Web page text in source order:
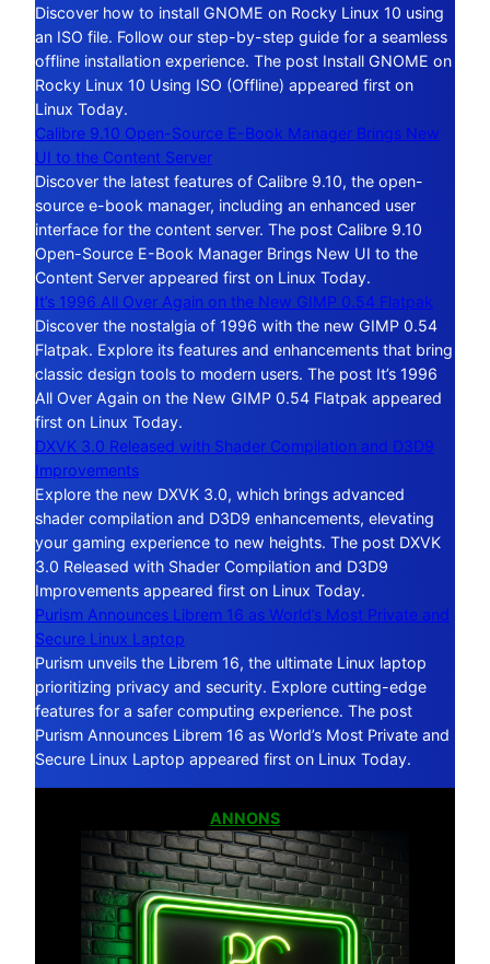
Discover how to install GNOME on Rocky Linux 10 using
an ISO file. Follow our step-by-step guide for a seamless
offline installation experience. The post Install GNOME on
Rocky Linux 10 Using ISO (Offline) appeared first on
Linux Today.
Calibre 9.10 Open-Source E-Book Manager Brings New
UI to the Content Server
Discover the latest features of Calibre 9.10, the open-
source e-book manager, including an enhanced user
interface for the content server. The post Calibre 9.10
Open-Source E-Book Manager Brings New UI to the
Content Server appeared first on Linux Today.
It’s 1996 All Over Again on the New GIMP 0.54 Flatpak
Discover the nostalgia of 1996 with the new GIMP 0.54
Flatpak. Explore its features and enhancements that bring
classic design tools to modern users. The post It’s 1996
All Over Again on the New GIMP 0.54 Flatpak appeared
first on Linux Today.
DXVK 3.0 Released with Shader Compilation and D3D9
Improvements
Explore the new DXVK 3.0, which brings advanced
shader compilation and D3D9 enhancements, elevating
your gaming experience to new heights. The post DXVK
3.0 Released with Shader Compilation and D3D9
Improvements appeared first on Linux Today.
Purism Announces Librem 16 as World’s Most Private and
Secure Linux Laptop
Purism unveils the Librem 16, the ultimate Linux laptop
prioritizing privacy and security. Explore cutting-edge
features for a safer computing experience. The post
Purism Announces Librem 16 as World’s Most Private and
Secure Linux Laptop appeared first on Linux Today.
ANNONS